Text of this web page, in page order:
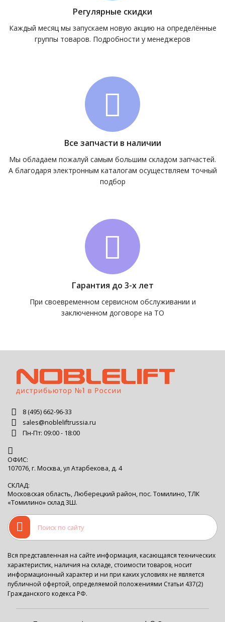
Регулярные скидки
Каждый месяц мы запускаем новую акцию на определённые
группы товаров. Подробности у менеджеров
Все запчасти в наличии
Мы обладаем пожалуй самым большим складом запчастей.
А благодаря электронным каталогам осуществляем точный
подбор
Гарантия до 3-х лет
При своевременном сервисном обслуживании и
заключенном договоре на ТО
8 (495) 662-96-33
sales@nobleliftrussia.ru
Пн-Пт: 09:00 - 18:00
ОФИС:
107076, г. Москва, ул Атарбекова, д. 4
СКЛАД:
Московская область, Люберецкий район, пос. Томилино, ТЛК
«Томилино» склад 3Ш.
Вся представленная на сайте информация, касающаяся технических
характеристик, наличия на складе, стоимости товаров, носит
информационный характер и ни при каких условиях не является
публичной офертой, определяемой положениями Статьи 437(2)
Гражданского кодекса РФ.